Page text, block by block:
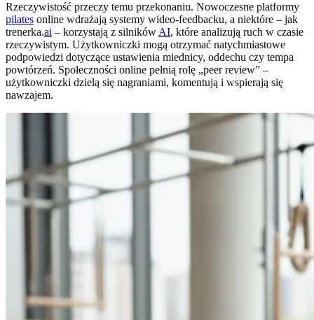
Rzeczywistość przeczy temu przekonaniu. Nowoczesne platformy
pilates online wdrażają systemy wideo-feedbacku, a niektóre – jak
trenerka.ai – korzystają z silników AI, które analizują ruch w czasie
rzeczywistym. Użytkowniczki mogą otrzymać natychmiastowe
podpowiedzi dotyczące ustawienia miednicy, oddechu czy tempa
powtórzeń. Społeczności online pełnią rolę „peer review” –
użytkowniczki dzielą się nagraniami, komentują i wspierają się
nawzajem.